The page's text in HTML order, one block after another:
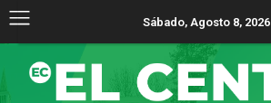
Sábado, Agosto 8, 2026